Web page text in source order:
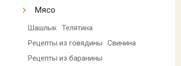
Мясо
Шашлык Телятина
Рецепты из говядины
Свинина
Рецепты из баранины